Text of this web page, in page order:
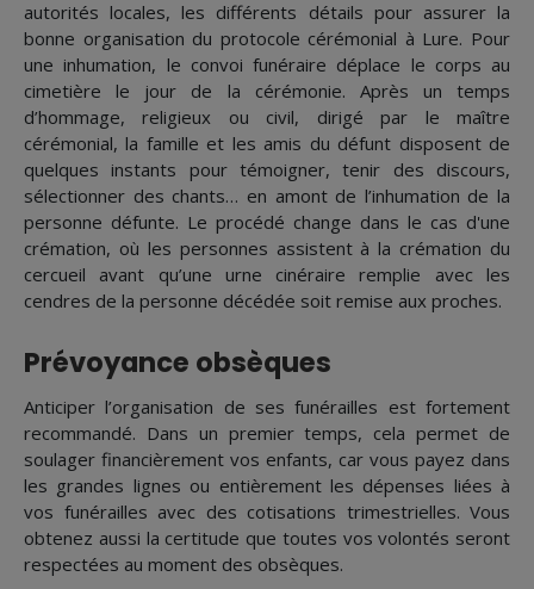
autorités locales, les différents détails pour assurer la
bonne organisation du protocole cérémonial à Lure. Pour
une inhumation, le convoi funéraire déplace le corps au
cimetière le jour de la cérémonie. Après un temps
d’hommage, religieux ou civil, dirigé par le maître
cérémonial, la famille et les amis du défunt disposent de
quelques instants pour témoigner, tenir des discours,
sélectionner des chants… en amont de l’inhumation de la
personne défunte. Le procédé change dans le cas d'une
crémation, où les personnes assistent à la crémation du
cercueil avant qu’une urne cinéraire remplie avec les
cendres de la personne décédée soit remise aux proches.
Prévoyance obsèques
Anticiper l’organisation de ses funérailles est fortement
recommandé. Dans un premier temps, cela permet de
soulager financièrement vos enfants, car vous payez dans
les grandes lignes ou entièrement les dépenses liées à
vos funérailles avec des cotisations trimestrielles. Vous
obtenez aussi la certitude que toutes vos volontés seront
respectées au moment des obsèques.